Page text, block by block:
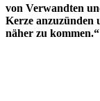
von Verwandten
Kerze anzuzünden
näher zu kommen.“